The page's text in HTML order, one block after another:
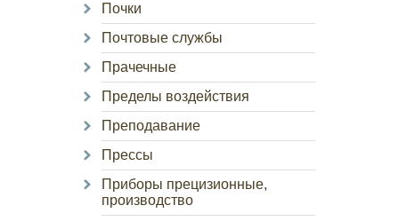
Почки
Почтовые службы
Прачечные
Пределы воздействия
Преподавание
Прессы
Приборы прецизионные,
производство